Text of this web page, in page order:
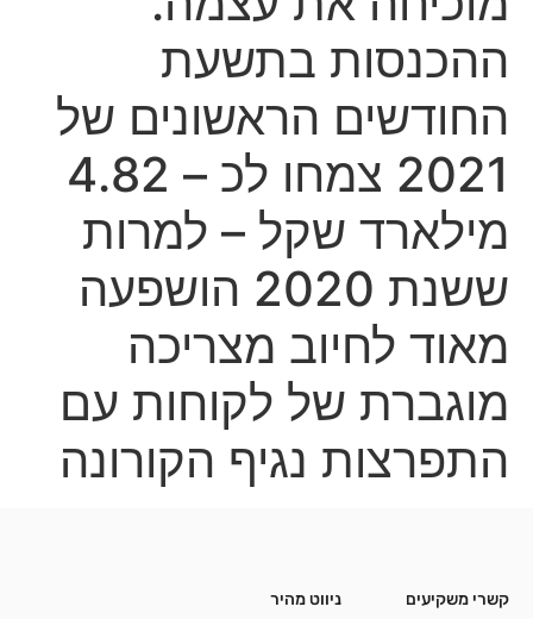
ההכנסות בתשעת
החודשים הראשונים של
2021 צמחו לכ – 4.82
מילארד שקל – למרות
ששנת 2020 הושפעה
מאוד לחיוב מצריכה
מוגברת של לקוחות עם
התפרצות נגיף הקורונה
קשרי משקיעים ניווט מהיר